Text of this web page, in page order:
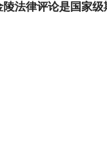
陵法律评论是国家级